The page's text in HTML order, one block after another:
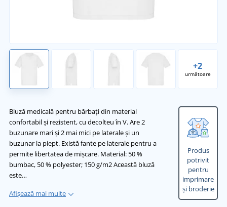
+2
următoare
Bluză medicală pentru bărbați din material
confortabil și rezistent, cu decolteu în V. Are 2
buzunare mari și 2 mai mici pe laterale și un
buzunar la piept. Există fante pe laterale pentru a
permite libertatea de mișcare. Material: 50 %
bumbac, 50 % polyester; 150 g/m2 Această bluză
este…
Afișează mai multe
Produs
potrivit
pentru
imprimare
și broderie